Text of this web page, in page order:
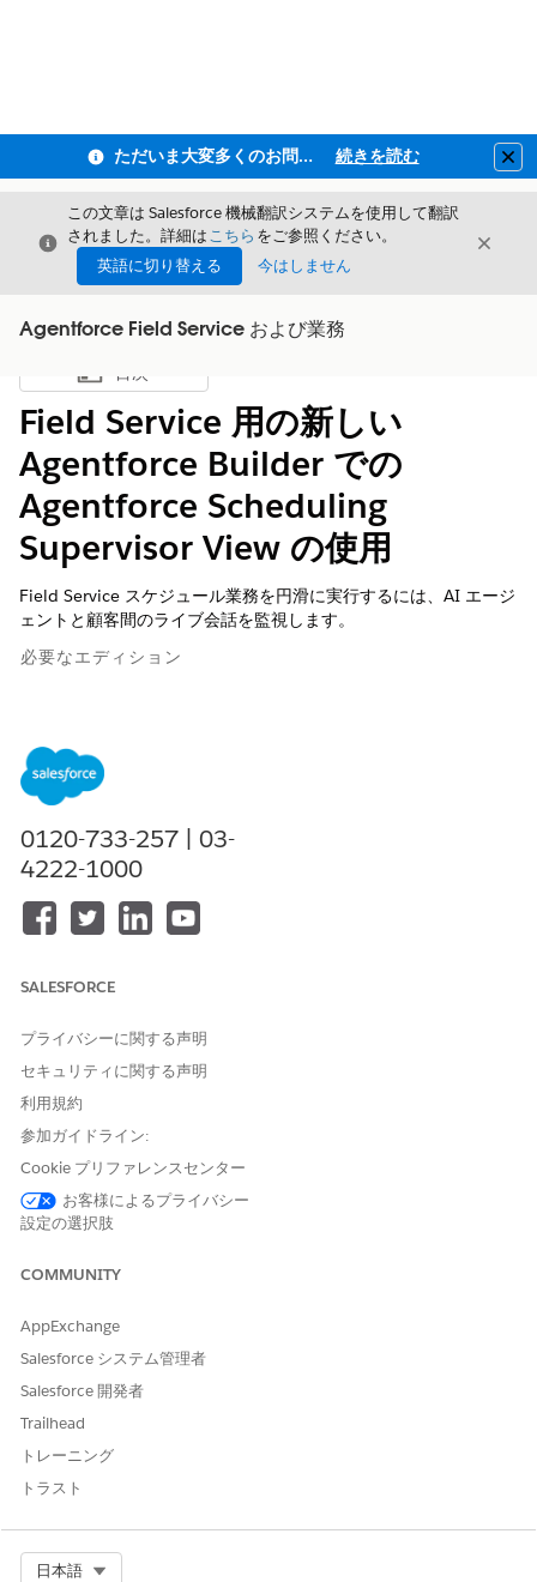
ただいま大変多くのお問い合わせをいただいており、ご連絡までにお時間を頂戴しております 続きを読む
閉じる
この文章は Salesforce 機械翻訳システムを使用して翻訳
されました。詳細はこちら をご参照ください。
英語に切り替える
今はしません
閉じる
Agentforce Field Service および業務
目次を表示
目次
Field Service 用の新しい
Agentforce Builder での
Agentforce Scheduling
Supervisor View の使用
Field Service スケジュール業務を円滑に実行するには、AI エージ
ェントと顧客間のライブ会話を監視します。
必要なエディション
使用可能なエディション: Field Service および Foundation が
付属するEnterprise
Unlimited
Einstein 1 Field ServiceEdition または
Service Edition。
メモAgentforce Scheduling Supervisor View は、Field
使用できます。
Field Service 用の新しい Agentforce Builder での
Agentforce Scheduling Supervisor ビューの使用開始
Agentforce Scheduling Supervisor View について説明しま
新しい Agentforce Builder での Field Service 用の
リアルタイムのスケジュール会話を表示して、スケジュール要
0120-733-257 | 03-
4222-1000
SALESFORCE
プライバシーに関する声明
セキュリティに関する声明
利用規約
参加ガイドライン:
Cookie プリファレンスセンター
お客様によるプライバシー
設定の選択肢
COMMUNITY
AppExchange
Salesforce システム管理者
Salesforce 開発者
Trailhead
トレーニング
トラスト
日本語